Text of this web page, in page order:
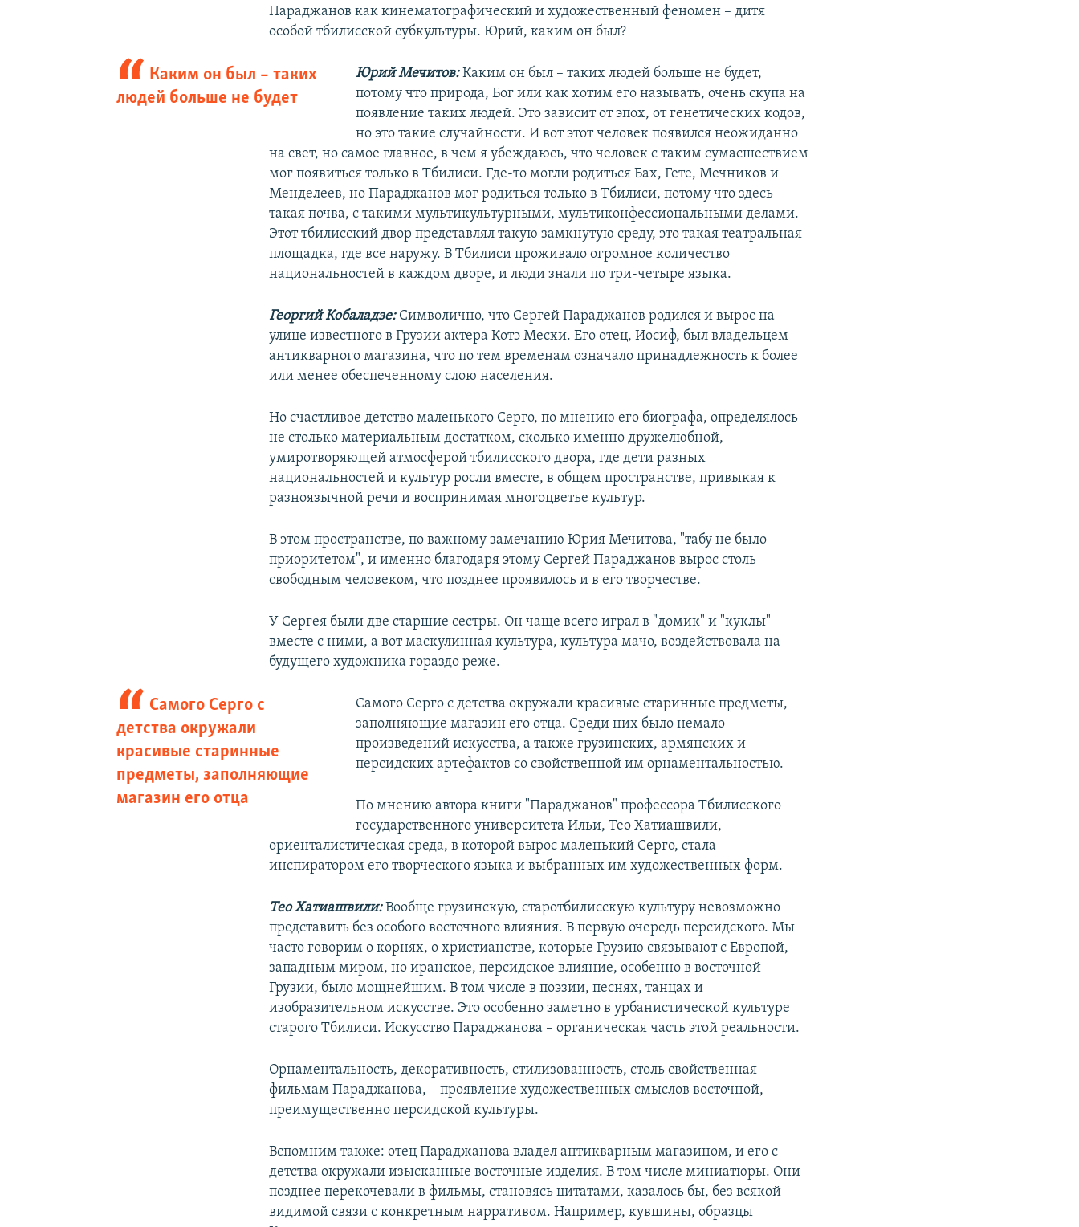
Параджанов как кинематографический и художественный феномен – дитя
особой тбилисской субкультуры. Юрий, каким он был?
Каким он был – таких
людей больше не будет
Юрий Мечитов:Каким он был – таких людей больше не будет,
потому что природа, Бог или как хотим его называть, очень скупа на
появление таких людей. Это зависит от эпох, от генетических кодов,
но это такие случайности. И вот этот человек появился неожиданно
на свет, но самое главное, в чем я убеждаюсь, что человек с таким сумасшествием
мог появиться только в Тбилиси. Где-то могли родиться Бах, Гете, Мечников и
Менделеев, но Параджанов мог родиться только в Тбилиси, потому что здесь
такая почва, с такими мультикультурными, мультиконфессиональными делами.
Этот тбилисский двор представлял такую замкнутую среду, это такая театральная
площадка, где все наружу. В Тбилиси проживало огромное количество
национальностей в каждом дворе, и люди знали по три-четыре языка.
Георгий Кобаладзе: Символично, что Сергей Параджанов родился и вырос на
улице известного в Грузии актера Котэ Месхи. Его отец, Иосиф, был владельцем
антикварного магазина, что по тем временам означало принадлежность к более
или менее обеспеченному слою населения.
Но счастливое детство маленького Серго, по мнению его биографа, определялось
не столько материальным достатком, сколько именно дружелюбной,
умиротворяющей атмосферой тбилисского двора, где дети разных
национальностей и культур росли вместе, в общем пространстве, привыкая к
разноязычной речи и воспринимая многоцветье культур.
В этом пространстве, по важному замечанию Юрия Мечитова, "табу не было
приоритетом", и именно благодаря этому Сергей Параджанов вырос столь
свободным человеком, что позднее проявилось и в его творчестве.
У Сергея были две старшие сестры. Он чаще всего играл в "домик" и "куклы"
вместе с ними, а вот маскулинная культура, культура мачо, воздействовала на
будущего художника гораздо реже.
Самого Серго с
детства окружали
красивые старинные
предметы, заполняющие
магазин его отца
Самого Серго с детства окружали красивые старинные предметы,
заполняющие магазин его отца. Среди них было немало
произведений искусства, а также грузинских, армянских и
персидских артефактов со свойственной им орнаментальностью.
По мнению автора книги "Параджанов" профессора Тбилисского
государственного университета Ильи, Тео Хатиашвили,
ориенталистическая среда, в которой вырос маленький Серго, стала
инспиратором его творческого языка и выбранных им художественных форм.
Тео Хатиашвили:Вообще грузинскую, старотбилисскую культуру невозможно
представить без особого восточного влияния. В первую очередь персидского. Мы
часто говорим о корнях, о христианстве, которые Грузию связывают с Европой,
западным миром, но иранское, персидское влияние, особенно в восточной
Грузии, было мощнейшим. В том числе в поэзии, песнях, танцах и
изобразительном искусстве. Это особенно заметно в урбанистической культуре
старого Тбилиси. Искусство Параджанова – органическая часть этой реальности.
Орнаментальность, декоративность, стилизованность, столь свойственная
фильмам Параджанова, – проявление художественных смыслов восточной,
преимущественно персидской культуры.
Вспомним также: отец Параджанова владел антикварным магазином, и его с
детства окружали изысканные восточные изделия. В том числе миниатюры. Они
позднее перекочевали в фильмы, становясь цитатами, казалось бы, без всякой
видимой связи с конкретным нарративом. Например, кувшины, образцы